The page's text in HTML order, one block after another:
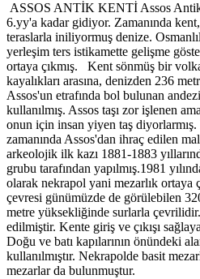
ASSOS ANTİK KENTİ Assos
6.yy'a kadar gidiyor. Zamanında
teraslarla iniliyormuş denize.
yerleşim ters istikamette gelişme
ortaya çıkmış. Kent sönmüş bir
kayalıkları arasına, denizden 236
Assos'un etrafında bol bulunan
kullanılmış. Assos taşı zor işlenen
onun için insan yiyen taş
zamanında Assos'dan ihraç edilen
arkeolojik ilk kazı 1881-1883
grubu tarafından yapılmış.1981
olarak nekrapol yani mezarlık
çevresi günümüzde de görülebilen
metre yüksekliğinde surlarla
edilmiştir. Kente giriş ve çıkışı
Doğu ve batı kapılarının önündeki
kullanılmıştır. Nekrapolde basit
mezarlar da bulunmuştur.